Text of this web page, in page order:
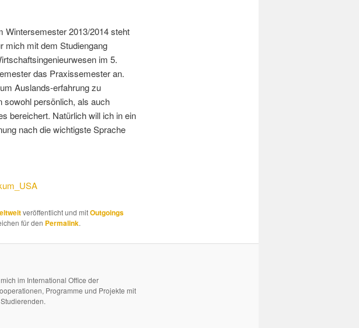
Wintersemester 2013/2014 steht
mich mit dem Studiengang
im 5.
das Praxissemester an.
Auslands-erfahrung zu
sowohl persönlich, als auch
bereichert. Natürlich will ich in ein
nach die wichtigste Sprache
veröffentlicht und mitOutgoings
für den Permalink.
im International Office der
Programme und Projekte mit